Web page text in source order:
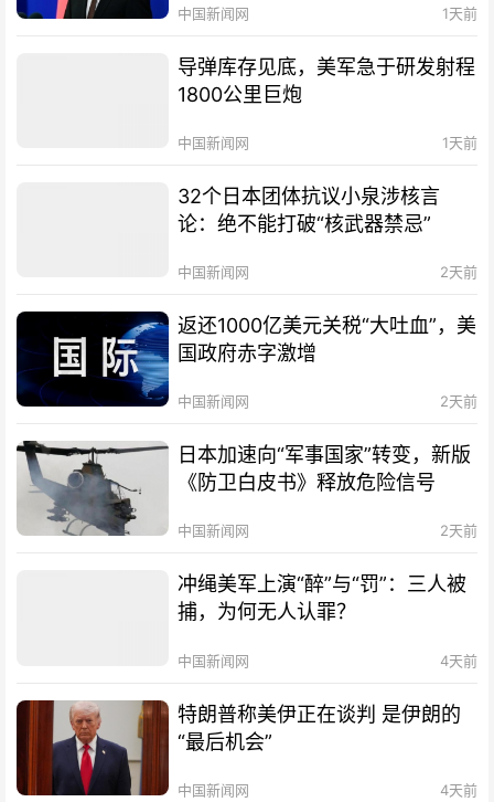
中国新闻网 1天前
导弹库存见底，美军急于研发射程
1800公里巨炮
中国新闻网 1天前
32个日本团体抗议小泉涉核言
论：绝不能打破“核武器禁忌”
中国新闻网 2天前
返还1000亿美元关税“大吐血”，美
国政府赤字激增
中国新闻网 2天前
日本加速向“军事国家”转变，新版
《防卫白皮书》释放危险信号
中国新闻网 2天前
冲绳美军上演“醉”与“罚”：三人被
捕，为何无人认罪？
中国新闻网 4天前
特朗普称美伊正在谈判 是伊朗的
“最后机会”
中国新闻网 4天前